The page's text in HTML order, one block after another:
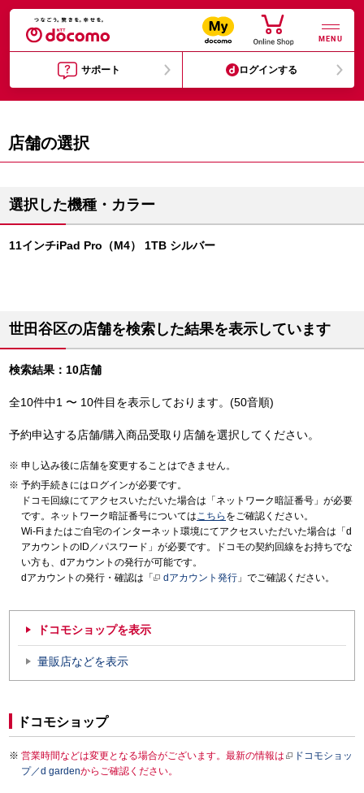
MENU
サポート ログインする
店舗の選択
選択した機種・カラー
11インチiPad Pro（M4） 1TB シルバー
世田谷区の店舗を検索した結果を表示しています
検索結果：10店舗
全10件中1 〜 10件目を表示しております。(50音順)
予約申込する店舗/購入商品受取り店舗を選択してください。
申し込み後に店舗を変更することはできません。
予約手続きにはログインが必要です。
ドコモ回線にてアクセスいただいた場合は「ネットワーク暗証番号」が必要
です。ネットワーク暗証番号についてはこちら をご確認ください。
Wi-Fiまたはご自宅のインターネット環境にてアクセスいただいた場合は「d
アカウントのID／パスワード」が必要です。ドコモの契約回線をお持ちでな
い方も、dアカウントの発行が可能です。
dアカウントの発行・確認は「
dアカウント発行 」でご確認ください。
ドコモショップを表示
量販店などを表示
ドコモショップ
営業時間などは変更となる場合がございます。最新の情報は
ドコモショッ
プ／d gardenからご確認ください。